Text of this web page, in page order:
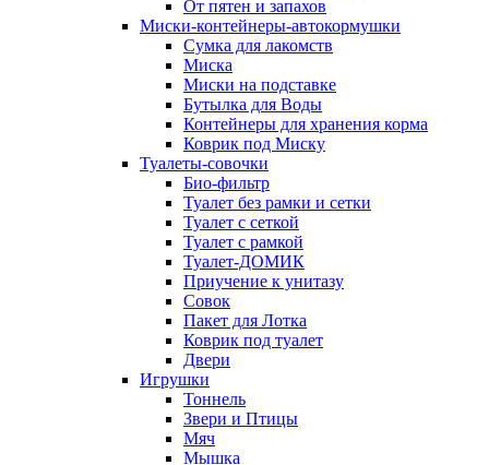
От пятен и запахов
Миски-контейнеры-автокормушки
Сумка для лакомств
Миска
Миски на подставке
Бутылка для Воды
Контейнеры для хранения корма
Коврик под Миску
Туалеты-совочки
Био-фильтр
Туалет без рамки и сетки
Туалет с сеткой
Туалет с рамкой
Туалет-ДОМИК
Приучение к унитазу
Совок
Пакет для Лотка
Коврик под туалет
Двери
Игрушки
Тоннель
Звери и Птицы
Мяч
Мышка